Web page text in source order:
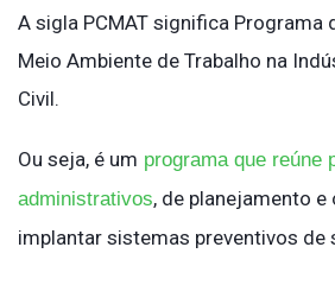
A sigla PCMAT significa Programa
Meio Ambiente de Trabalho na
Civil.
Ou seja, é um programa que reúne
administrativos, de planejamento e
implantar sistemas preventivos de